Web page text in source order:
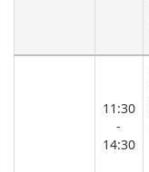
11:30
-
14:30